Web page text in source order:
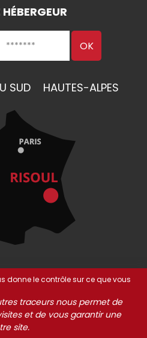
SUD HAUTES-ALPES
Légales
Partenaires
des cookies
donne le contrôle sur ce que vous
traceurs nous permet de
et de vous garantir une
site.